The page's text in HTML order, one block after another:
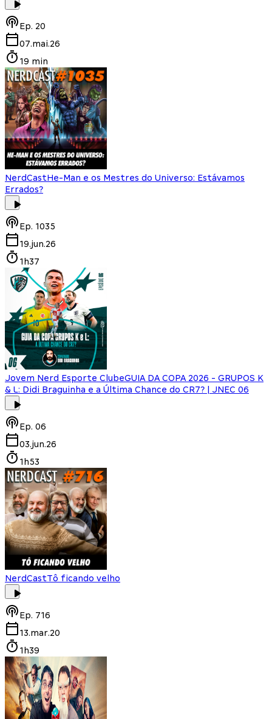
Ep. 20
07.mai.26
19 min
NerdCastHe-Man e os Mestres do Universo: Estávamos
Errados?
Ep. 1035
19.jun.26
1h37
Jovem Nerd Esporte ClubeGUIA DA COPA 2026 - GRUPOS K
& L: Didi Braguinha e a Última Chance do CR7? | JNEC 06
Ep. 06
03.jun.26
1h53
NerdCastTô ficando velho
Ep. 716
13.mar.20
1h39